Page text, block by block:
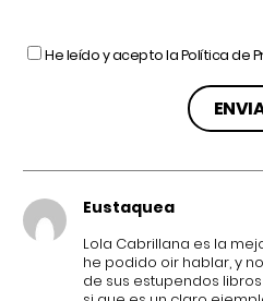
He leído y acepto laPolítica de
Eustaquea
Lola Cabrillana es la
he podido oir hablar, y
de sus estupendos